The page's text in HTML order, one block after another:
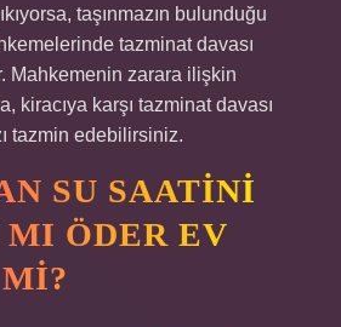
taşınmazın bulunduğu
tazminat davası
Mahkemenin zarara ilişkin
kiracıya karşı tazminat davası
tazmin edebilirsiniz.
SU SAATINI
ÖDER EV